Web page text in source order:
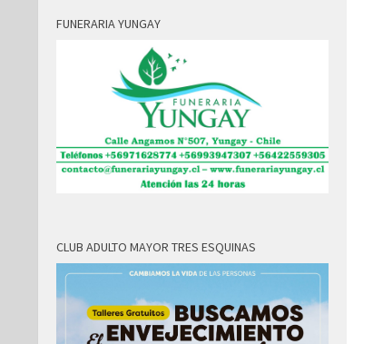
FUNERARIA YUNGAY
CLUB ADULTO MAYOR TRES ESQUINAS